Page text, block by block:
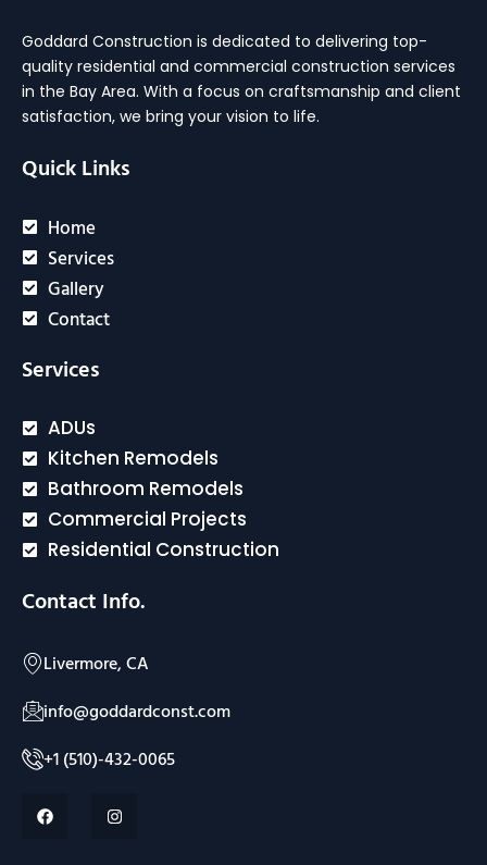
Goddard Construction is dedicated to delivering top-
quality residential and commercial construction services
in the Bay Area. With a focus on craftsmanship and client
satisfaction, we bring your vision to life.
Quick Links
Home
Services
Gallery
Contact
Services
ADUs
Kitchen Remodels
Bathroom Remodels
Commercial Projects
Residential Construction
Contact Info.
Livermore, CA
info@goddardconst.com
+1 (510)-432-0065